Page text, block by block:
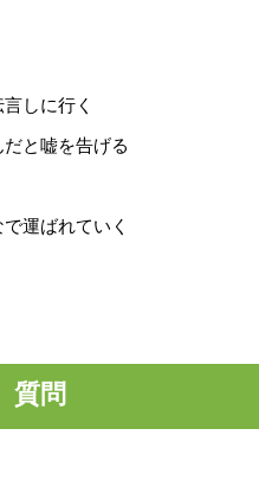
しに行く
と嘘を告げる
運ばれていく
質問